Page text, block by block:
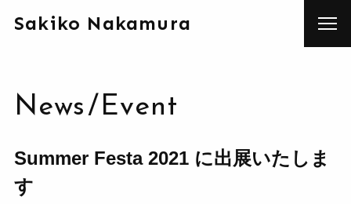
Sakiko Nakamura
News/ Event
Summer Festa 2021 に出展いたしま
す